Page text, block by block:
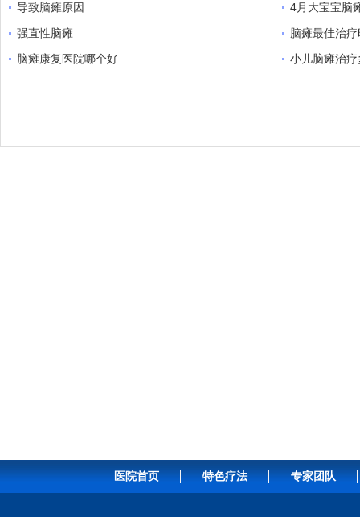
导致脑瘫原因
4月大宝宝脑
强直性脑瘫
脑瘫最佳治
脑瘫康复医院哪个好
小儿脑瘫治
医院首页 特色疗法 专家团队